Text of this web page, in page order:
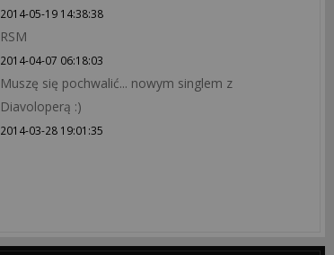
2014-05-19 14:38:38
RSM
2014-04-07 06:18:03
Muszę się pochwalić... nowym singlem z
Diavoloperą :)
2014-03-28 19:01:35